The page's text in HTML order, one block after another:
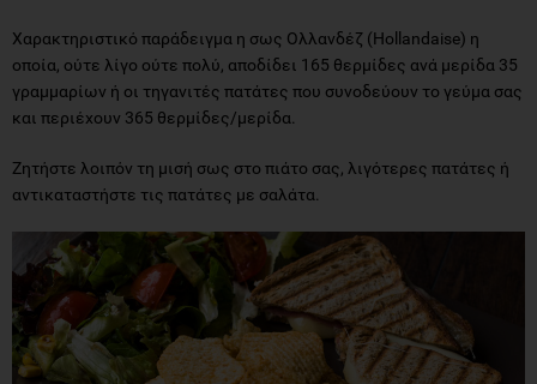
Χαρακτηριστικό παράδειγμα η σως Ολλανδέζ (Hollandaise) η
οποία, ούτε λίγο ούτε πολύ, αποδίδει 165 θερμίδες ανά μερίδα 35
γραμμαρίων ή οι τηγανιτές πατάτες που συνοδεύουν το γεύμα σας
και περιέχουν 365 θερμίδες/μερίδα.
Ζητήστε λοιπόν τη μισή σως στο πιάτο σας, λιγότερες πατάτες ή
αντικαταστήστε τις πατάτες με σαλάτα.